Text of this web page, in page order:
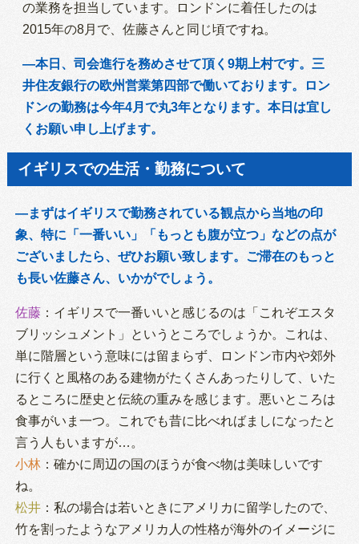
の業務を担当しています。ロンドンに着任したのは
2015年の8月で、佐藤さんと同じ頃ですね。
―本日、司会進行を務めさせて頂く9期上村です。三
井住友銀行の欧州営業第四部で働いております。ロン
ドンの勤務は今年4月で丸3年となります。本日は宜し
くお願い申し上げます。
イギリスでの生活・勤務について
―まずはイギリスで勤務されている観点から当地の印
象、特に「一番いい」「もっとも腹が立つ」などの点が
ございましたら、ぜひお願い致します。ご滞在のもっと
も長い佐藤さん、いかがでしょう。
佐藤：イギリスで一番いいと感じるのは「これぞエスタ
ブリッシュメント」というところでしょうか。これは、
単に階層という意味には留まらず、ロンドン市内や郊外
に行くと風格のある建物がたくさんあったりして、いた
るところに歴史と伝統の重みを感じます。悪いところは
食事がいま一つ。これでも昔に比べればましになったと
言う人もいますが…。
小林：確かに周辺の国のほうが食べ物は美味しいです
ね。
松井：私の場合は若いときにアメリカに留学したので、
竹を割ったようなアメリカ人の性格が海外のイメージに